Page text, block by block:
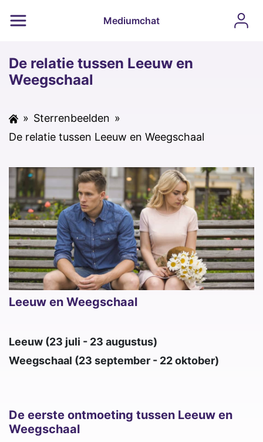
Mediumchat
De relatie tussen Leeuw en
Weegschaal
» Sterrenbeelden »
De relatie tussen Leeuw en Weegschaal
Leeuw en Weegschaal
Leeuw (23 juli - 23 augustus)
Weegschaal (23 september - 22 oktober)
De eerste ontmoeting tussen Leeuw en
Weegschaal